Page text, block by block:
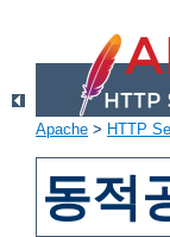
Apache > HTTP
동적